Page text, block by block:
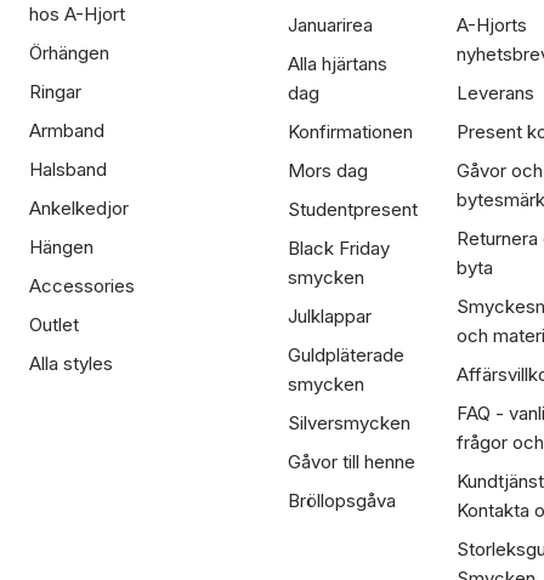
hos A-Hjort
Örhängen
Ringar
Armband
Halsband
Ankelkedjor
Hängen
Accessories
Outlet
Alla styles
Januarirea
Alla hjärtans
dag
Konfirmationen
Mors dag
Studentpresent
Black Friday
smycken
Julklappar
Guldpläterade
smycken
Silversmycken
Gåvor till henne
Bröllopsgåva
A-Hjorts
Leverans
Present
Gåvor och
Returnera
byta
och
FAQ -
frågor
Kontakta